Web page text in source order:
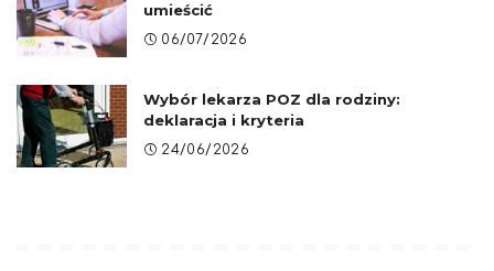
umieścić
06/07/2026
Wybór lekarza POZ dla rodziny:
deklaracja i kryteria
24/06/2026